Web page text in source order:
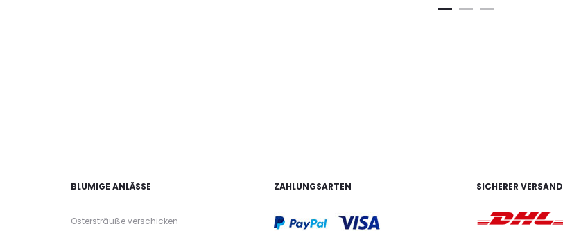
BLUMIGE ANLÄSSE
Ostersträuße verschicken
ZAHLUNGSARTEN SICHERER VERSAND